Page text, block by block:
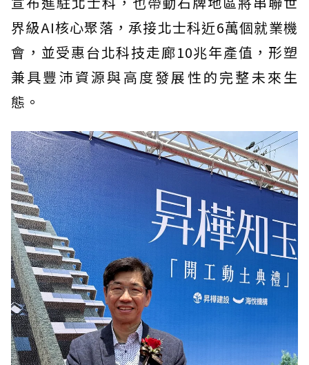
界級AI核心聚落，承接北士科近6萬個就業機
會，並受惠台北科技走廊10兆年產值，形塑
兼具豐沛資源與高度發展性的完整未來生
態。